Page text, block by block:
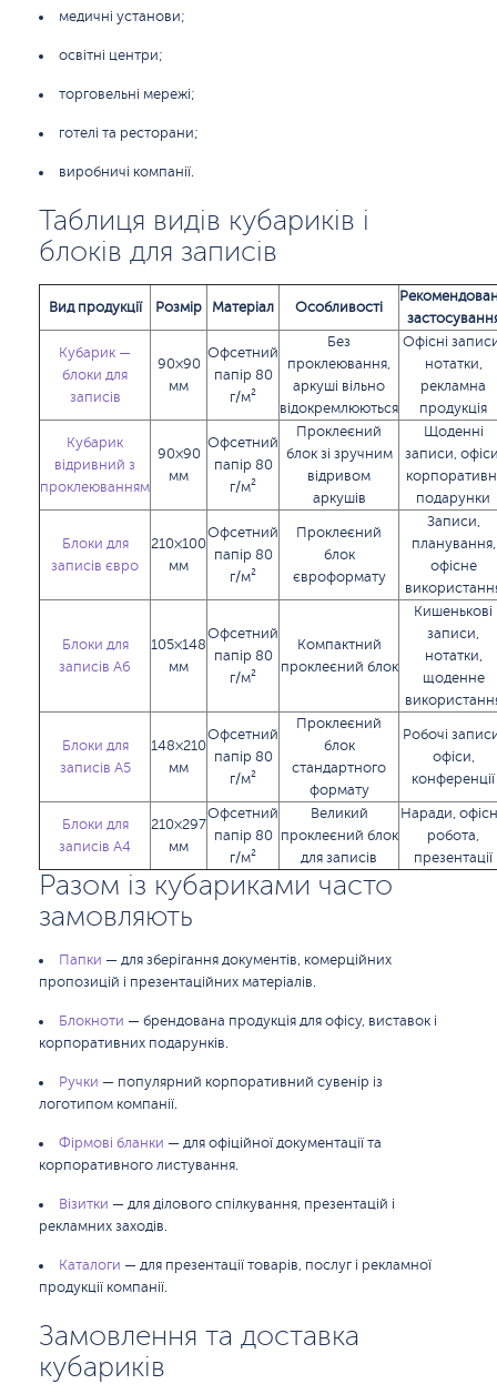
медичні установи;
освітні центри;
торговельні мережі;
готелі та ресторани;
виробничі компанії.
Таблиця видів кубариків і
блоків для записів
Вид продукції Розмір Матеріал Особливості
Кубарик —
блоки для
записів
90×90
мм
Офсетний
папір 80
г/м²
Без
проклеювання,
аркуші вільно
відокремлюються
Офісні
нотатки,
рекламна
продукція
Кубарик
відривний з
проклеюванням
90×90
мм
Офсетний
папір 80
г/м²
Проклеєний
блок зі зручним
відривом
аркушів
Щоденні
записи,
подарунки
Блоки для
записів євро
210×100
мм
Офсетний
папір 80
г/м²
Проклеєний
блок
євроформату
Записи,
планування,
офісне
Блоки для
записів А6
105×148
мм
Офсетний
папір 80
г/м²
Компактний
проклеєний блок
Кишенькові
записи,
нотатки,
щоденне
Блоки для
записів А5
148×210
мм
Офсетний
папір 80
г/м²
Проклеєний
блок
стандартного
формату
Робочі
офіси,
конференції
Блоки для
записів А4
210×297
мм
Офсетний
папір 80
г/м²
Великий
проклеєний блок
для записів
Наради,
робота,
презентації
Разом із кубариками часто
замовляють
Папки — для зберігання документів, комерційних
пропозицій і презентаційних матеріалів.
Блокноти — брендована продукція для офісу, виставок і
корпоративних подарунків.
Ручки — популярний корпоративний сувенір із
логотипом компанії.
Фірмові бланки — для офіційної документації та
корпоративного листування.
Візитки — для ділового спілкування, презентацій і
рекламних заходів.
Каталоги — для презентації товарів, послуг і рекламної
продукції компанії.
Замовлення та доставка
кубариків